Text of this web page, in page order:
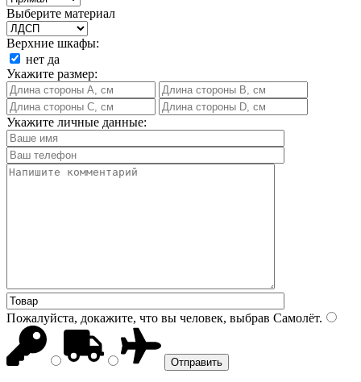
Выберите материал
Верхние шкафы:
нет да
Укажите размер:
Укажите личные данные:
Пожалуйста, докажите, что вы человек, выбрав Самолёт.